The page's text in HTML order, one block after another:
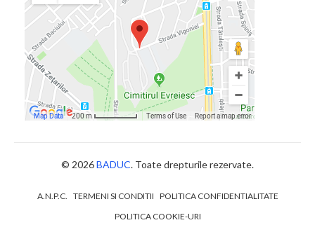
© 2026BADUC. Toate drepturile rezervate.
A.N.P.C. TERMENI SI CONDITII POLITICA CONFIDENTIALITATE
POLITICA COOKIE-URI